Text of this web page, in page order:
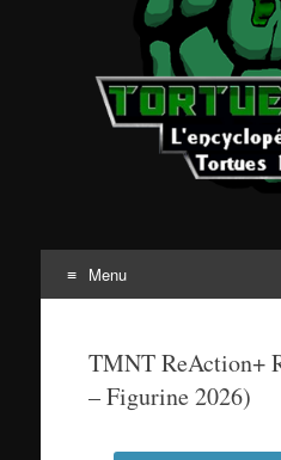
Menu
TMNT ReAction+
– Figurine 2026)